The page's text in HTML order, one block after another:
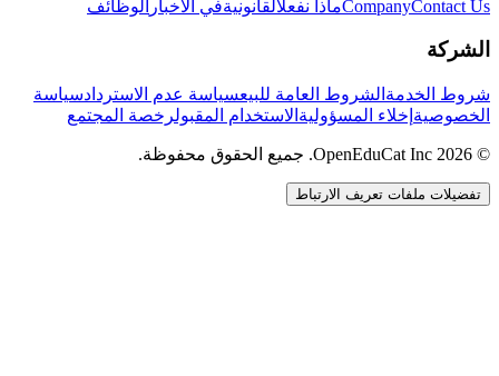
CompanyContact Us ماذا نفعلالقانونيةفي الأخبار الوظائف
الشركة
شروط الخدمة الشروط العامة للبيعسياسة عدم الاستردادسياسة
الخصوصية إخلاء المسؤولية الاستخدام المقبولرخصة المجتمع
© 2026 OpenEduCat Inc. جميع الحقوق محفوظة.
تفضيلات ملفات تعريف الارتباط